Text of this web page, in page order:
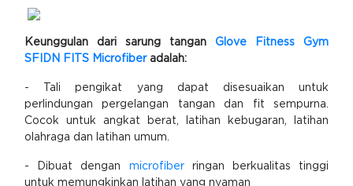
Keunggulan dari sarung tanganGlove Fitness Gym
SFIDN FITS Microfiberadalah:
- Tali pengikat yang dapat disesuaikan untuk
perlindungan pergelangan tangan dan fit sempurna.
Cocok untuk angkat berat, latihan kebugaran, latihan
olahraga dan latihan umum.
- Dibuat dengan microfiberringan berkualitas tinggi
untuk memungkinkan latihan yang nyaman